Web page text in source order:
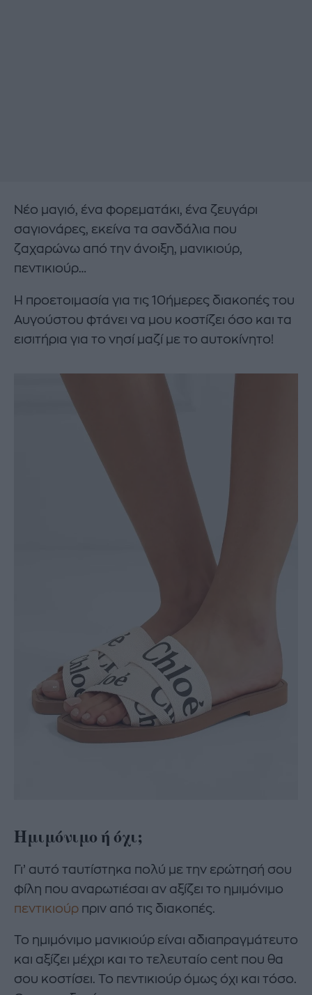
Νέο μαγιό, ένα φορεματάκι, ένα ζευγάρι
σαγιονάρες, εκείνα τα σανδάλια που
ζαχαρώνω από την άνοιξη, μανικιούρ,
πεντικιούρ…
Η προετοιμασία για τις 10ήμερες διακοπές του
Αυγούστου φτάνει να μου κοστίζει όσο και τα
εισιτήρια για το νησί μαζί με το αυτοκίνητο!
Ημιμόνιμο ή όχι;
Γι’ αυτό ταυτίστηκα πολύ με την ερώτησή σου
φίλη που αναρωτιέσαι αν αξίζει το ημιμόνιμο
πεντικιούρ πριν από τις διακοπές.
Το ημιμόνιμο μανικιούρ είναι αδιαπραγμάτευτο
και αξίζει μέχρι και το τελευταίο cent που θα
σου κοστίσει. Το πεντικιούρ όμως όχι και τόσο.